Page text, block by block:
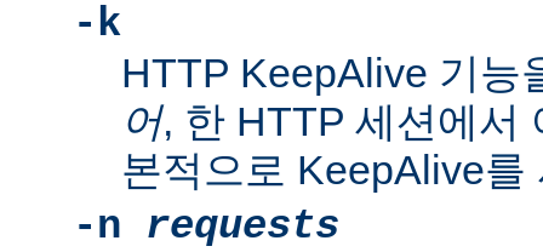
-k
HTTP KeepAlive 기능
어, 한 HTTP 세션에서
본적으로 KeepAlive를
-n requests